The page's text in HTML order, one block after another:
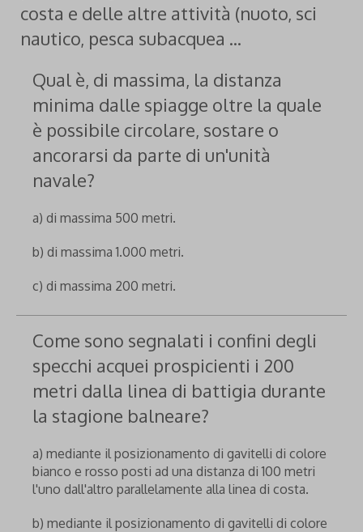
costa e delle altre attività (nuoto, sci
nautico, pesca subacquea ...
Qual è, di massima, la distanza
minima dalle spiagge oltre la quale
è possibile circolare, sostare o
ancorarsi da parte di un'unità
navale?
a) di massima 500 metri.
b) di massima 1.000 metri.
c) di massima 200 metri.
Come sono segnalati i confini degli
specchi acquei prospicienti i 200
metri dalla linea di battigia durante
la stagione balneare?
a) mediante il posizionamento di gavitelli di colore
bianco e rosso posti ad una distanza di 100 metri
l'uno dall'altro parallelamente alla linea di costa.
b) mediante il posizionamento di gavitelli di colore